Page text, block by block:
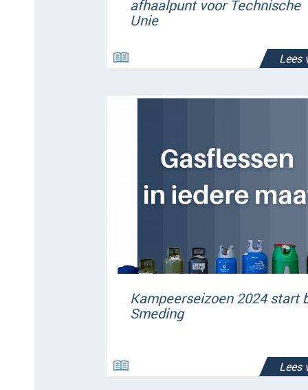
afhaalpunt voor Technische
Unie
Lees
Kampeerseizoen 2024 start
Smeding
Lees